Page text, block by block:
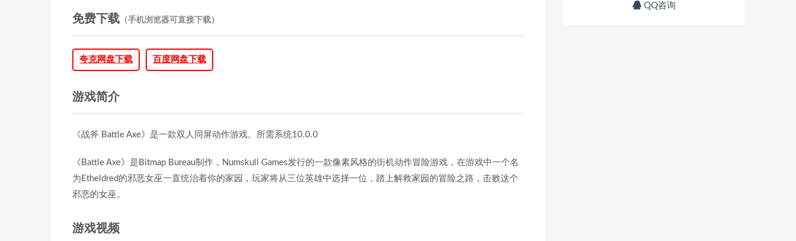
免费下载 （手机浏览器可直接下载）
夸克网盘下载 百度网盘下载
游戏简介
《战斧 Battle Axe》是一款双人同屏动作游戏。所需系统10.0.0
《Battle Axe》是Bitmap Bureau制作，Numskull Games发行的一款像素风格的街机动作冒险游戏，在游戏中一个名
为Etheldred的邪恶女巫一直统治着你的家园，玩家将从三位英雄中选择一位，踏上解救家园的冒险之路，击败这个
邪恶的女巫。
游戏视频
QQ咨询